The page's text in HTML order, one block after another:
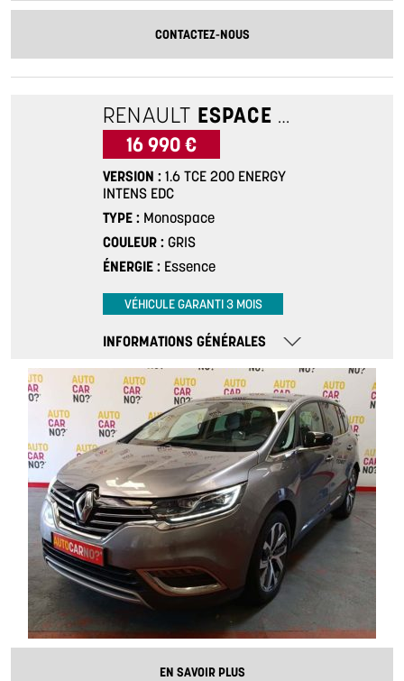
CONTACTEZ-NOUS
RENAULT ESPACE 5
16 990 €
VERSION
1.6 TCE 200 ENERGY
INTENS EDC
TYPE
Monospace
COULEUR
GRIS
ÉNERGIE
Essence
VÉHICULE GARANTI 3 MOIS
INFORMATIONS GÉNÉRALES
EN SAVOIR PLUS